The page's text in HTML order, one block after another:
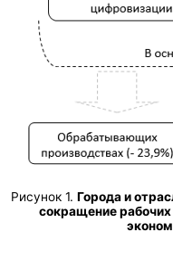
Рисунок 1. Города и
сокращение